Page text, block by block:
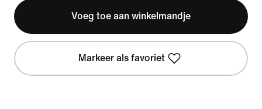
Voeg toe aan winkelmandje
Markeer als favoriet